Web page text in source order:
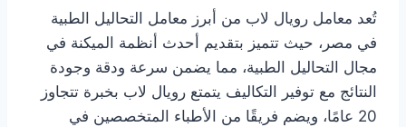
تُعد معامل رويال لاب من أبرز معامل التحاليل الطبية
في مصر، حيث تتميز بتقديم أحدث أنظمة الميكنة في
مجال التحاليل الطبية، مما يضمن سرعة ودقة وجودة
النتائج مع توفير التكاليف يتمتع رويال لاب بخبرة تتجاوز
20 عامًا، ويضم فريقًا من الأطباء المتخصصين في